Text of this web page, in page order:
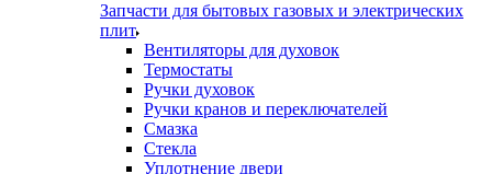
Запчасти для бытовых газовых и электрических
плит
Вентиляторы для духовок
Термостаты
Ручки духовок
Ручки кранов и переключателей
Смазка
Стекла
Уплотнение двери